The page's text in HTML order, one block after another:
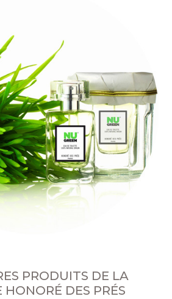
PRODUITS DE LA
HONORÉ DES PRÉS